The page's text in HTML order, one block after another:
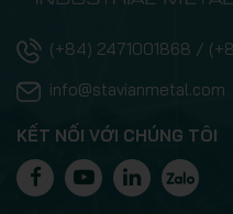
(+84) 2471001868 /
info@stavianmetal.com
KẾT NỐI VỚI CHÚNG TÔI